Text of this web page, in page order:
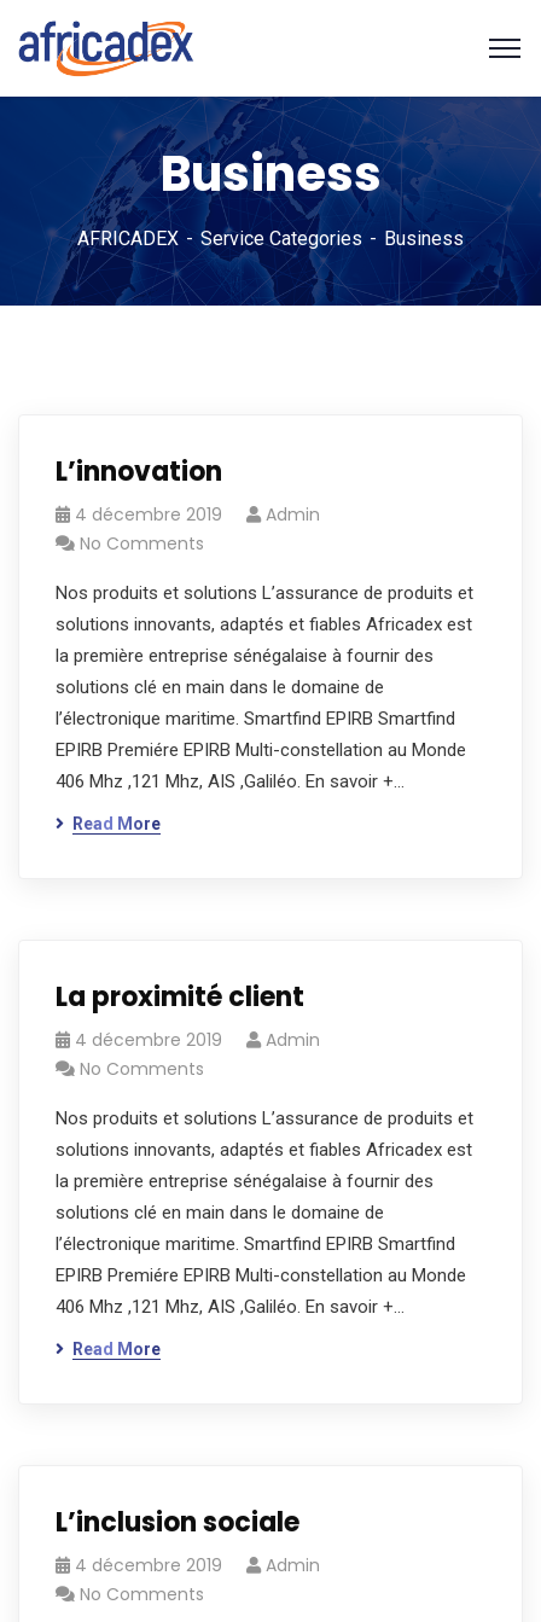
Business
AFRICADEX Service Categories Business
L’innovation
4 décembre 2019
Admin
No Comments
Nos produits et solutions L’assurance de produits et
solutions innovants, adaptés et fiables Africadex est
la première entreprise sénégalaise à fournir des
solutions clé en main dans le domaine de
l’électronique maritime. Smartfind EPIRB Smartfind
EPIRB Premiére EPIRB Multi-constellation au Monde
406 Mhz ,121 Mhz, AIS ,Galiléo. En savoir +…
Read More
La proximité client
4 décembre 2019
Admin
No Comments
Nos produits et solutions L’assurance de produits et
solutions innovants, adaptés et fiables Africadex est
la première entreprise sénégalaise à fournir des
solutions clé en main dans le domaine de
l’électronique maritime. Smartfind EPIRB Smartfind
EPIRB Premiére EPIRB Multi-constellation au Monde
406 Mhz ,121 Mhz, AIS ,Galiléo. En savoir +…
Read More
L’inclusion sociale
4 décembre 2019
Admin
No Comments